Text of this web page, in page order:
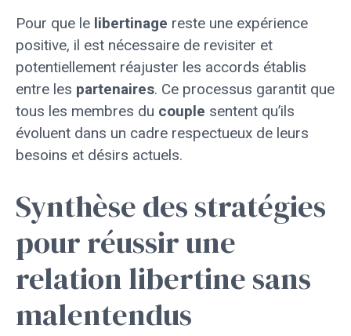
Pour que le libertinage reste une expérience
positive, il est nécessaire de revisiter et
potentiellement réajuster les accords établis
entre les partenaires. Ce processus garantit que
tous les membres du couple sentent qu’ils
évoluent dans un cadre respectueux de leurs
besoins et désirs actuels.
Synthèse des stratégies
pour réussir une
relation libertine sans
malentendus